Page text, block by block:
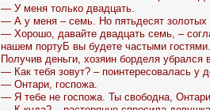
— У меня только двадцать.
— А у меня – семь. Но пятьдесят
— Хорошо, давайте двадцать семь, –
нашем портуБ вы будете частыми гостями.
Получив деньги, хозяин борделя убрался
— Как тебя зовут? – поинтересовалась у
— Онтари, госпожа.
— Я тебе не госпожа. Ты свободна,